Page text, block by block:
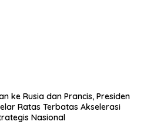
ke Rusia dan Prancis, Presiden
Ratas Terbatas Akselerasi
Nasional